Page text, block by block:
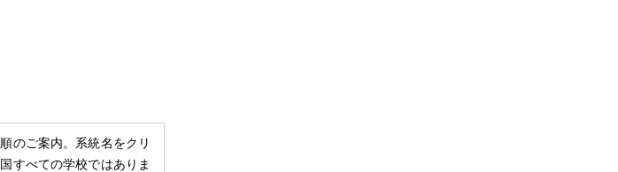
のご案内。系統名をクリ
すべての学校ではありま